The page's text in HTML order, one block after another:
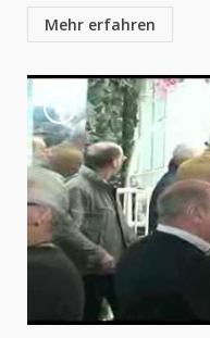
Mehr erfahren